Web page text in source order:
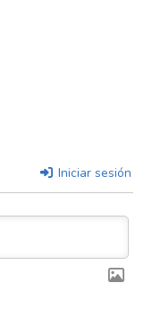
Iniciar sesión